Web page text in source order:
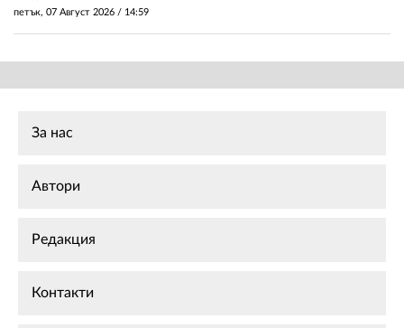
петък, 07 Август 2026 / 14:59
За нас
Автори
Редакция
Контакти